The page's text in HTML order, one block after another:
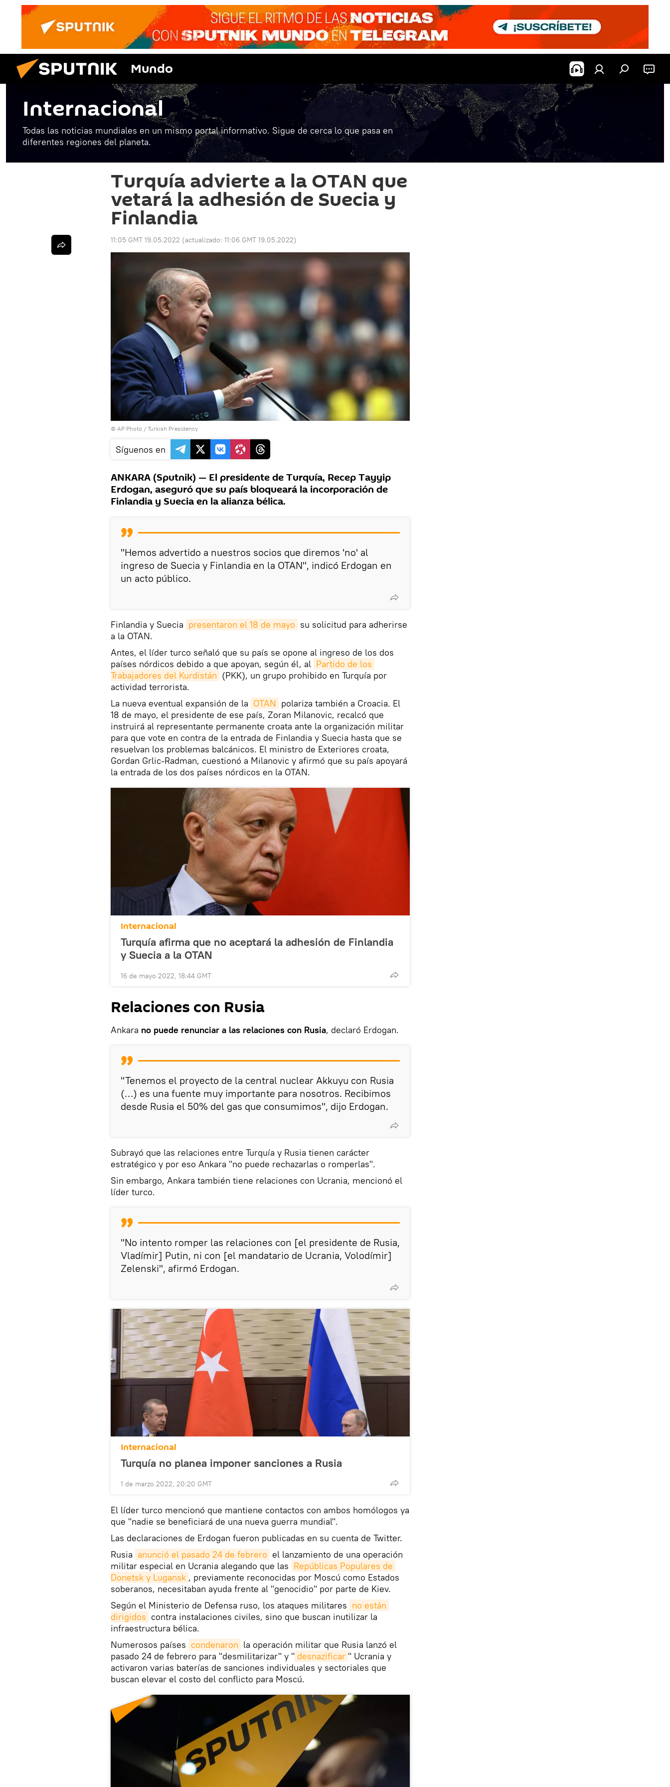
Mundo
Internacional
Todas las noticias mundiales en un mismo portal informativo. Sigue de cerca lo que pasa en
diferentes regiones del planeta.
Turquía advierte a la OTAN que
vetará la adhesión de Suecia y
Finlandia
11:05 GMT 19.05.2022 (actualizado: 11:06 GMT 19.05.2022)
© AP Photo / Turkish Presidency
Síguenos en
ANKARA (Sputnik) — El presidente de Turquía, Recep Tayyip
Erdogan, aseguró que su país bloqueará la incorporación de
Finlandia y Suecia en la alianza bélica.
"Hemos advertido a nuestros socios que diremos 'no' al
ingreso de Suecia y Finlandia en la OTAN", indicó Erdogan en
un acto público.
Finlandia y Suecia presentaron el 18 de mayo su solicitud para adherirse
a la OTAN.
Antes, el líder turco señaló que su país se opone al ingreso de los dos
países nórdicos debido a que apoyan, según él, al Partido de los
Trabajadores del Kurdistán (PKK), un grupo prohibido en Turquía por
actividad terrorista.
La nueva eventual expansión de la OTAN polariza también a Croacia. El
18 de mayo, el presidente de ese país, Zoran Milanovic, recalcó que
instruirá al representante permanente croata ante la organización militar
para que vote en contra de la entrada de Finlandia y Suecia hasta que se
resuelvan los problemas balcánicos. El ministro de Exteriores croata,
Gordan Grlic-Radman, cuestionó a Milanovic y afirmó que su país apoyará
la entrada de los dos países nórdicos en la OTAN.
Internacional
Turquía afirma que no aceptará la adhesión de Finlandia
y Suecia a la OTAN
16 de mayo 2022, 18:44 GMT
Relaciones con Rusia
Ankara no puede renunciar a las relaciones con Rusia, declaró Erdogan.
"Tenemos el proyecto de la central nuclear Akkuyu con Rusia
(…) es una fuente muy importante para nosotros. Recibimos
desde Rusia el 50% del gas que consumimos", dijo Erdogan.
Subrayó que las relaciones entre Turquía y Rusia tienen carácter
estratégico y por eso Ankara "no puede rechazarlas o romperlas".
Sin embargo, Ankara también tiene relaciones con Ucrania, mencionó el
líder turco.
"No intento romper las relaciones con [el presidente de Rusia,
Vladímir] Putin, ni con [el mandatario de Ucrania, Volodímir]
Zelenski", afirmó Erdogan.
Internacional
Turquía no planea imponer sanciones a Rusia
1 de marzo 2022, 20:20 GMT
El líder turco mencionó que mantiene contactos con ambos homólogos ya
que "nadie se beneficiará de una nueva guerra mundial".
Las declaraciones de Erdogan fueron publicadas en su cuenta de Twitter.
Rusia anunció el pasado 24 de febrero el lanzamiento de una operación
militar especial en Ucrania alegando que las Repúblicas Populares de
Donetsk y Lugansk , previamente reconocidas por Moscú como Estados
soberanos, necesitaban ayuda frente al "genocidio" por parte de Kiev.
Según el Ministerio de Defensa ruso, los ataques militares no están
dirigidos contra instalaciones civiles, sino que buscan inutilizar la
infraestructura bélica.
Numerosos países condenaron la operación militar que Rusia lanzó el
pasado 24 de febrero para "desmilitarizar" y " desnazificar " Ucrania y
activaron varias baterías de sanciones individuales y sectoriales que
buscan elevar el costo del conflicto para Moscú.